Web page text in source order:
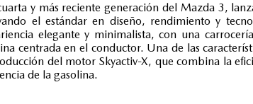
y más reciente generación del Mazda 3,
el estándar en diseño, rendimiento y
elegante y minimalista, con una
centrada en el conductor. Una de las
del motor Skyactiv-X, que combina la
de la gasolina.